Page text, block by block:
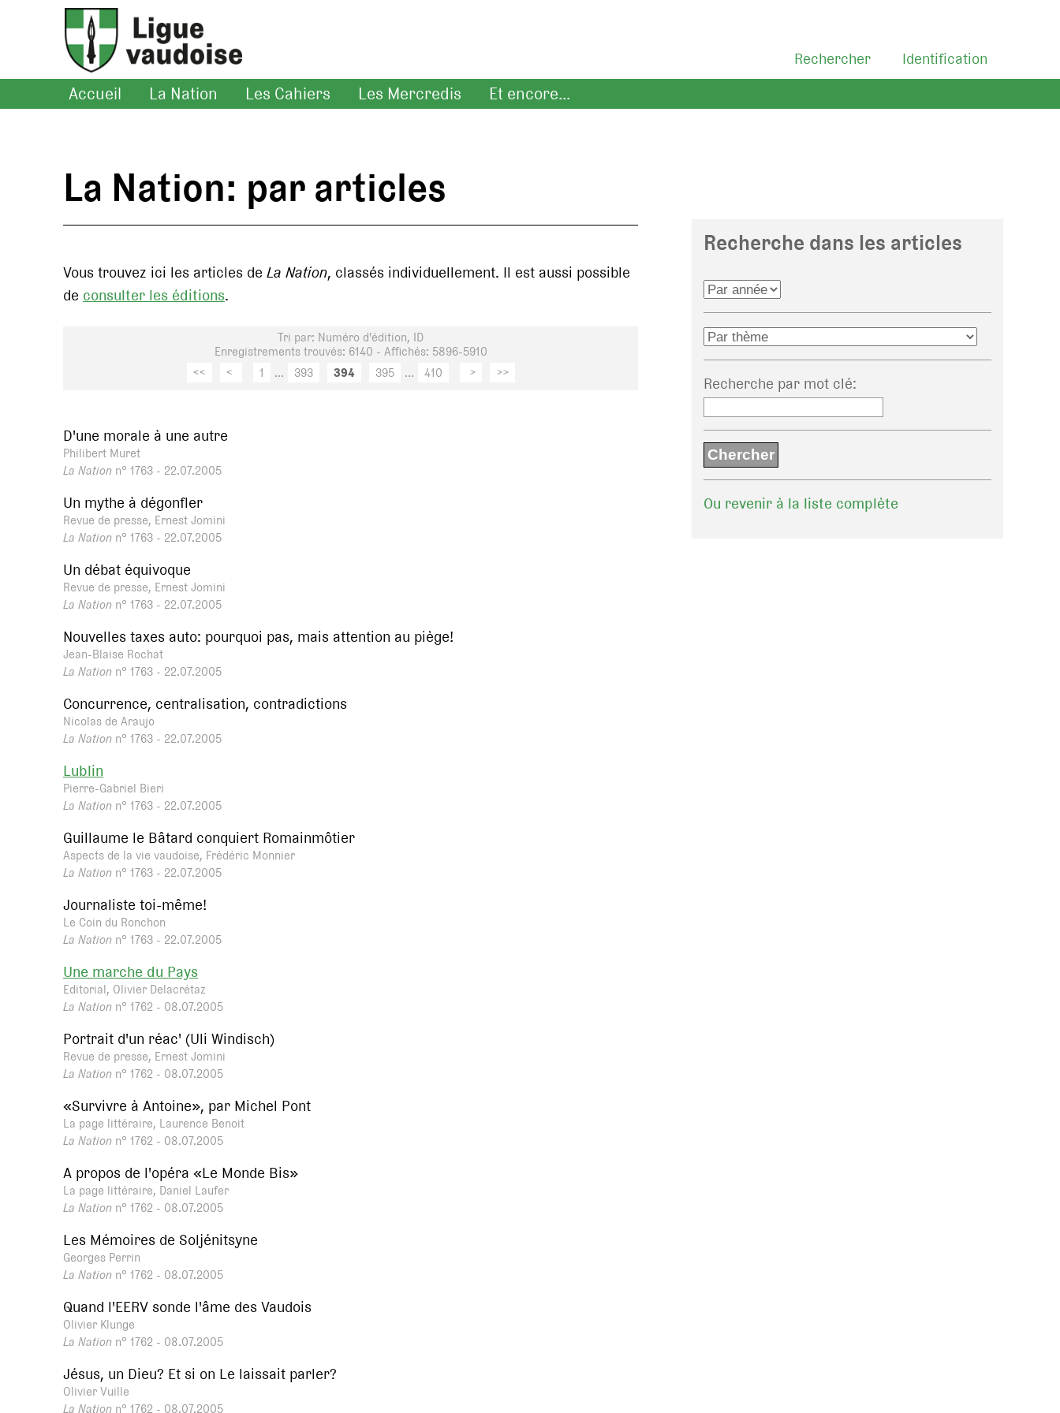
Identification
Rechercher
Accueil La Nation Les Cahiers Les Mercredis Et encore...
La Nation: par articles
Vous trouvez ici les articles de La Nation, classés individuellement. Il est aussi possible
de consulter les éditions.
Tri par: Numéro d'édition, ID
Enregistrements trouvés: 6140 - Affichés: 5896-5910
<<
< 1 ... 393 394 395 ... 410 > >>
D'une morale à une autre
Philibert Muret
La Nation n° 1763 - 22.07.2005
Un mythe à dégonfler
Revue de presse, Ernest Jomini
La Nation n° 1763 - 22.07.2005
Un débat équivoque
Revue de presse, Ernest Jomini
La Nation n° 1763 - 22.07.2005
Nouvelles taxes auto: pourquoi pas, mais attention au piège!
Jean-Blaise Rochat
La Nation n° 1763 - 22.07.2005
Concurrence, centralisation, contradictions
Nicolas de Araujo
La Nation n° 1763 - 22.07.2005
Lublin
Pierre-Gabriel Bieri
La Nation n° 1763 - 22.07.2005
Guillaume le Bâtard conquiert Romainmôtier
Aspects de la vie vaudoise, Frédéric Monnier
La Nation n° 1763 - 22.07.2005
Journaliste toi-même!
Le Coin du Ronchon
La Nation n° 1763 - 22.07.2005
Une marche du Pays
Editorial, Olivier Delacrétaz
La Nation n° 1762 - 08.07.2005
Portrait d'un réac' (Uli Windisch)
Revue de presse, Ernest Jomini
La Nation n° 1762 - 08.07.2005
«Survivre à Antoine», par Michel Pont
La page littéraire, Laurence Benoit
La Nation n° 1762 - 08.07.2005
A propos de l'opéra «Le Monde Bis»
La page littéraire, Daniel Laufer
La Nation n° 1762 - 08.07.2005
Les Mémoires de Soljénitsyne
Georges Perrin
La Nation n° 1762 - 08.07.2005
Quand l'EERV sonde l'âme des Vaudois
Olivier Klunge
La Nation n° 1762 - 08.07.2005
Jésus, un Dieu? Et si on Le laissait parler?
Olivier Vuille
La Nation n° 1762 - 08.07.2005
Recherche dans les articles
Recherche par mot clé:
Ou revenir à la liste complète